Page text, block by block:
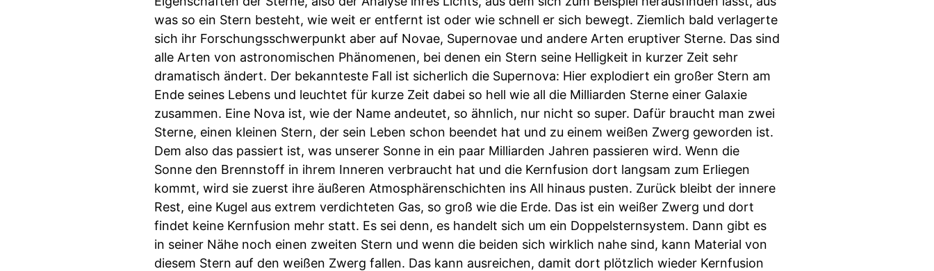
was so ein Stern besteht, wie weit er entfernt ist oder wie schnell er sich bewegt. Ziemlich bald verlagerte
sich ihr Forschungsschwerpunkt aber auf Novae, Supernovae und andere Arten eruptiver Sterne. Das sind
alle Arten von astronomischen Phänomenen, bei denen ein Stern seine Helligkeit in kurzer Zeit sehr
dramatisch ändert. Der bekannteste Fall ist sicherlich die Supernova: Hier explodiert ein großer Stern am
Ende seines Lebens und leuchtet für kurze Zeit dabei so hell wie all die Milliarden Sterne einer Galaxie
zusammen. Eine Nova ist, wie der Name andeutet, so ähnlich, nur nicht so super. Dafür braucht man zwei
Sterne, einen kleinen Stern, der sein Leben schon beendet hat und zu einem weißen Zwerg geworden ist.
Dem also das passiert ist, was unserer Sonne in ein paar Milliarden Jahren passieren wird. Wenn die
Sonne den Brennstoff in ihrem Inneren verbraucht hat und die Kernfusion dort langsam zum Erliegen
kommt, wird sie zuerst ihre äußeren Atmosphärenschichten ins All hinaus pusten. Zurück bleibt der innere
Rest, eine Kugel aus extrem verdichteten Gas, so groß wie die Erde. Das ist ein weißer Zwerg und dort
findet keine Kernfusion mehr statt. Es sei denn, es handelt sich um ein Doppelsternsystem. Dann gibt es
in seiner Nähe noch einen zweiten Stern und wenn die beiden sich wirklich nahe sind, kann Material von
diesem Stern auf den weißen Zwerg fallen. Das kann ausreichen, damit dort plötzlich wieder Kernfusion